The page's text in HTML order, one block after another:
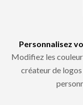
Personnalisez
Modifiez les
créateur de